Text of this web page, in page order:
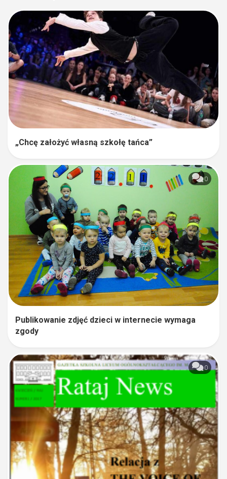
„Chcę założyć własną szkołę tańca”
0
Publikowanie zdjęć dzieci w internecie wymaga
zgody
0